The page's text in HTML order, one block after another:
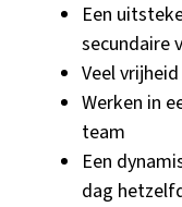
Een
secundaire
Veel
Werken in
team
Een
dag